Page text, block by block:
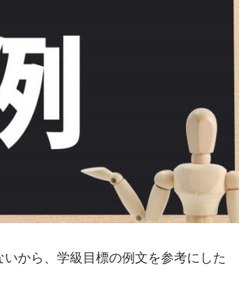
いから、学級目標の例文を参考にした